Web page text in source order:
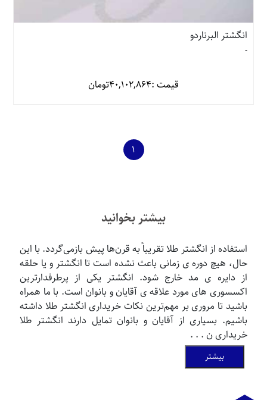
انگشتر البرناردو
-
قیمت :40,102,864تومان
1
بیشتر بخوانید
استفاده از انگشتر طلا تقریباً به قرن‌ها پیش بازمی‌گردد. با این
حال، هیچ دوره ی زمانی باعث نشده است تا انگشتر و یا حلقه
از دایره ی مد خارج شود. انگشتر یکی از پرطرفدارترین
اکسسوری های مورد علاقه ی آقایان و بانوان است. با ما همراه
باشید تا مروری بر مهم‌ترین نکات خریداری انگشتر طلا داشته
باشیم. بسیاری از آقایان و بانوان تمایل دارند انگشتر طلا
خریداری ن . . .
بیشتر